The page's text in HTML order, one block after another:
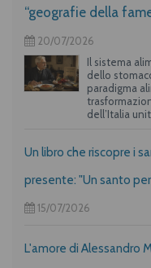
“geografie della
20/07/2026
Il sistema
dello
paradigma
dell’Italia
Un libro che riscopre i
presente: "Un santo
15/07/2026
L'amore di Alessandro